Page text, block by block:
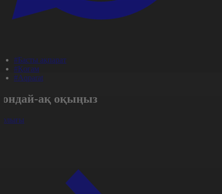
#Басты ақпарат
#Қоғам
#Aqparat
ақ оқыңыз